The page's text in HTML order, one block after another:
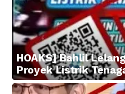
HOAKS] Bahlil
Proyek Listrik